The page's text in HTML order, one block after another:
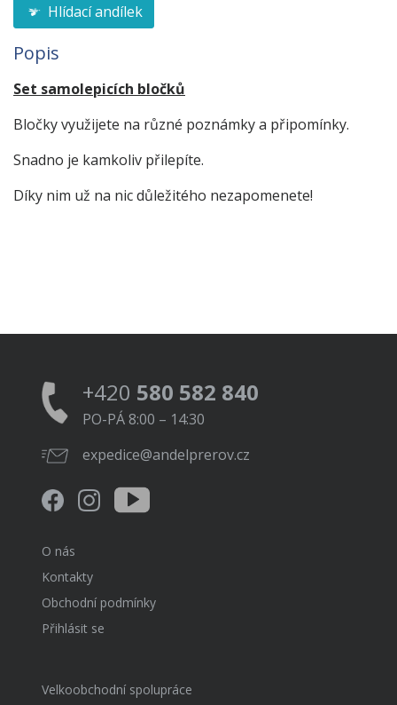
Hlídací andílek
Popis
Set samolepicích bločků
Bločky využijete na různé poznámky a připomínky.
Snadno je kamkoliv přilepíte.
Díky nim už na nic důležitého nezapomenete!
+420 580 582 840
PO-PÁ 8:00 – 14:30
expedice@andelprerov.cz
O nás
Kontakty
Obchodní podmínky
Přihlásit se
Velkoobchodní spolupráce